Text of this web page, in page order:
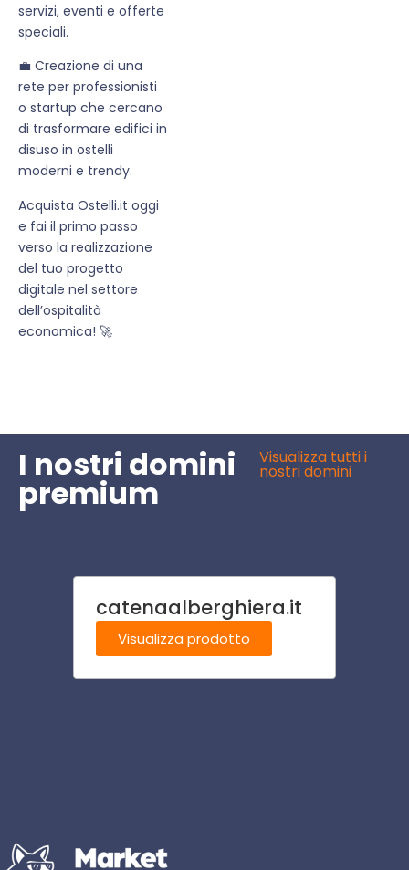
servizi, eventi e offerte
speciali.
💼 Creazione di una
rete per professionisti
o startup che cercano
di trasformare edifici in
disuso in ostelli
moderni e trendy.
Acquista Ostelli.it oggi
e fai il primo passo
verso la realizzazione
del tuo progetto
digitale nel settore
dell’ospitalità
economica! 🚀
I nostri domini
premium
Visualizza tutti i
nostri domini
catenaalberghiera.it
Visualizza prodotto